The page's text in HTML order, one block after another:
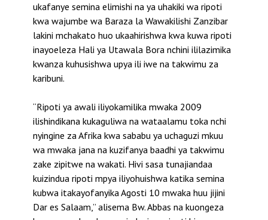
ukafanye semina elimishi na ya uhakiki wa ripoti
kwa wajumbe wa Baraza la Wawakilishi Zanzibar
lakini mchakato huo ukaahirishwa kwa kuwa ripoti
inayoeleza Hali ya Utawala Bora nchini ililazimika
kwanza kuhusishwa upya ili iwe na takwimu za
karibuni.
“Ripoti ya awali iliyokamilika mwaka 2009
ilishindikana kukaguliwa na wataalamu toka nchi
nyingine za Afrika kwa sababu ya uchaguzi mkuu
wa mwaka jana na kuzifanya baadhi ya takwimu
zake zipitwe na wakati. Hivi sasa tunajiandaa
kuizindua ripoti mpya iliyohuishwa katika semina
kubwa itakayofanyika Agosti 10 mwaka huu jijini
Dar es Salaam,” alisema Bw. Abbas na kuongeza